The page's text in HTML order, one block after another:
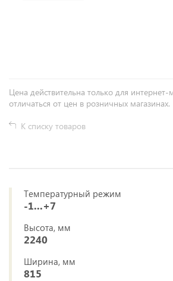
Цена действительна только для
отличаться от цен в розничных магазинах.
К списку товаров
Температурный режим
-1...+7
Высота, мм
2240
Ширина, мм
815